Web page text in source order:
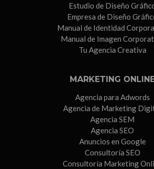
Estudio de Diseño
Empresa de Diseño
Manual de Identidad
Manual de Imagen
Tu Agencia Creativa
MARKETING
Agencia para Adwords
Agencia de Marketing
Agencia SEM
Agencia SEO
Anuncios en Google
Consultoría SEO
Consultoría Marketing